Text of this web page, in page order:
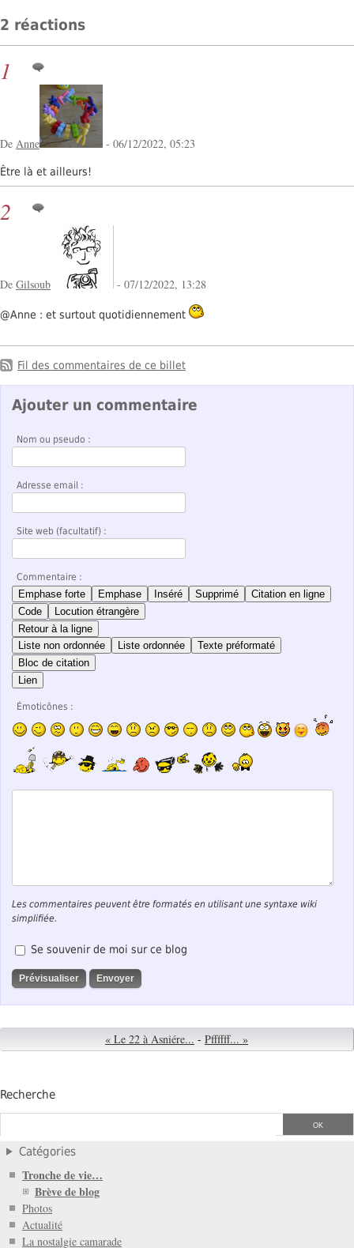
2 réactions
1
De Anne - 06/12/2022, 05:23
Être là et ailleurs!
2
De Gilsoub - 07/12/2022, 13:28
@Anne : et surtout quotidiennement
Fil des commentaires de ce billet
Ajouter un commentaire
Nom ou pseudo :
Adresse email :
Site web (facultatif) :
Commentaire :
Emphase forte Emphase Inséré Supprimé
Citation en ligne
Code
Locution étrangère
Retour à la ligne
Liste non ordonnée
Liste ordonnée
Texte préformaté
Bloc de citation
Lien
Émoticônes :
Les commentaires peuvent être formatés en utilisant une syntaxe wiki
simplifiée.
Se souvenir de moi sur ce blog
« Le 22 à Asniére... - Pffffff... »
Recherche
Catégories
Tronche de vie…
Brève de blog
Photos
Actualité
La nostalgie camarade